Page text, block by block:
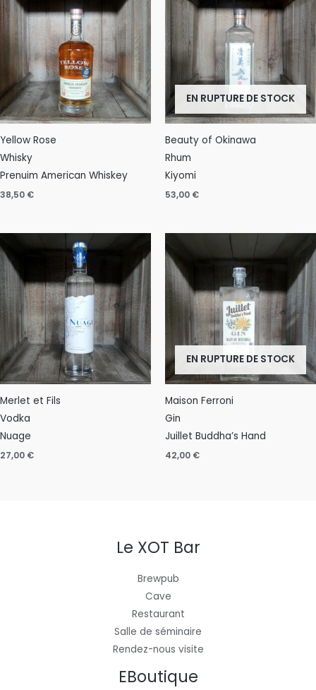
Yellow Rose
Whisky
Prenuim American Whiskey
38,50 €
EN RUPTURE DE STOCK
Beauty of Okinawa
Rhum
Kiyomi
53,00 €
Merlet et Fils
Vodka
Nuage
27,00 €
EN RUPTURE DE STOCK
Maison Ferroni
Gin
Juillet Buddha’s Hand
42,00 €
Le XOT Bar
Brewpub
Cave
Restaurant
Salle de séminaire
Rendez-nous visite
EBoutique